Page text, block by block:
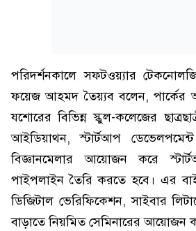
পরিদর্শনকালে সফটওয়্যার
ফয়েজ আহমদ তৈয়্যব বলেন, পার্কের
যশোরের বিভিন্ন স্কুল-কলেজের
আইডিয়াথন, স্টার্টআপ
বিজ্ঞানমেলার আয়োজন করে
পাইপলাইন তৈরি করতে হবে। এর
ডিজিটাল ভেরিফিকেশন, সাইবার
বাড়াতে নিয়মিত সেমিনারের আয়োজন